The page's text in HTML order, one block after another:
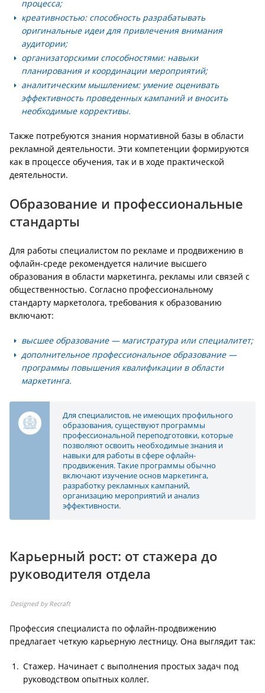
процесса;
креативностью: способность разрабатывать
оригинальные идеи для привлечения внимания
аудитории;
организаторскими способностями: навыки
планирования и координации мероприятий;
аналитическим мышлением: умение оценивать
эффективность проведенных кампаний и вносить
необходимые коррективы.
Также потребуются знания нормативной базы в области
рекламной деятельности. Эти компетенции формируются
как в процессе обучения, так и в ходе практической
деятельности.
Образование и профессиональные
стандарты
Для работы специалистом по рекламе и продвижению в
офлайн-среде рекомендуется наличие высшего
образования в области маркетинга, рекламы или связей с
общественностью. Согласно профессиональному
стандарту маркетолога, требования к образованию
включают:
высшее образование — магистратура или специалитет;
дополнительное профессиональное образование —
программы повышения квалификации в области
маркетинга.
Для специалистов, не имеющих профильного
образования, существуют программы
профессиональной переподготовки, которые
позволяют освоить необходимые знания и
навыки для работы в сфере офлайн-
продвижения. Такие программы обычно
включают изучение основ маркетинга,
разработку рекламных кампаний,
организацию мероприятий и анализ
эффективности.
Карьерный рост: от стажера до
руководителя отдела
Designed by Recraft
Профессия специалиста по офлайн-продвижению
предлагает четкую карьерную лестницу. Она выглядит так:
Стажер. Начинает с выполнения простых задач под
руководством опытных коллег.